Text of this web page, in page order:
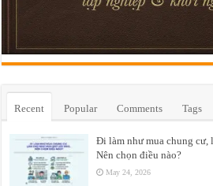
Recent Popular Comments Tags
Đi làm như mua chung cư,
Nên chọn điều nào?
May 24, 2026